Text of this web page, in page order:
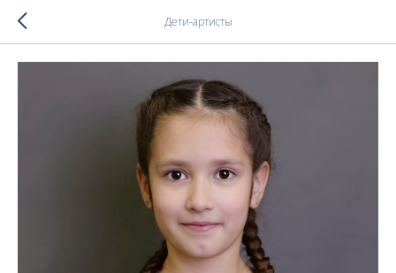
Дети-артисты